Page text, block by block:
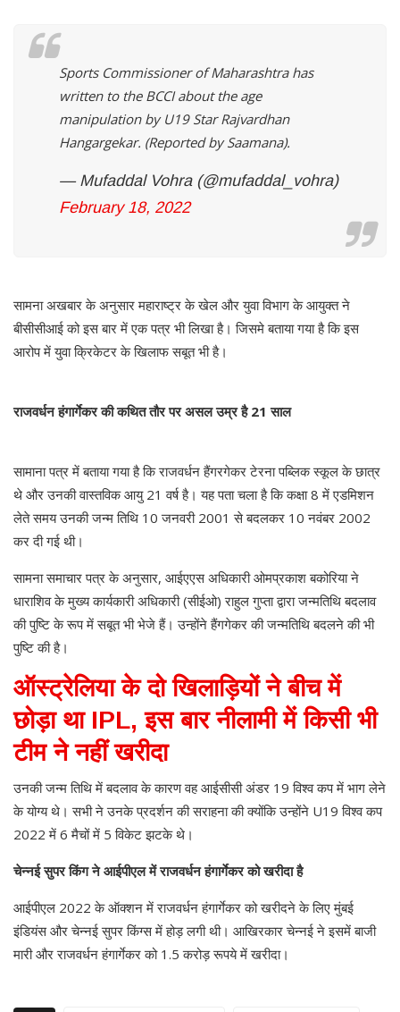
Sports Commissioner of Maharashtra has
written to the BCCI about the age
manipulation by U19 Star Rajvardhan
Hangargekar. (Reported by Saamana).
— Mufaddal Vohra (@mufaddal_vohra)
February 18, 2022
सामना अखबार के अनुसार महाराष्ट्र के खेल और युवा विभाग के आयुक्त ने
बीसीसीआई को इस बार में एक पत्र भी लिखा है। जिसमे बताया गया है कि इस
आरोप में युवा क्रिकेटर के खिलाफ सबूत भी है।
राजवर्धन हंगार्गेकर की कथित तौर पर असल उम्र है 21 साल
सामाना पत्र में बताया गया है कि राजवर्धन हैंगरगेकर टेरना पब्लिक स्कूल के छात्र
थे और उनकी वास्तविक आयु 21 वर्ष है। यह पता चला है कि कक्षा 8 में एडमिशन
लेते समय उनकी जन्म तिथि 10 जनवरी 2001 से बदलकर 10 नवंबर 2002
कर दी गई थी।
सामना समाचार पत्र के अनुसार, आईएएस अधिकारी ओमप्रकाश बकोरिया ने
धाराशिव के मुख्य कार्यकारी अधिकारी (सीईओ) राहुल गुप्ता द्वारा जन्मतिथि बदलाव
की पुष्टि के रूप में सबूत भी भेजे हैं। उन्होंने हैंगगेकर की जन्मतिथि बदलने की भी
पुष्टि की है।
ऑस्ट्रेलिया के दो खिलाड़ियों ने बीच में
छोड़ा था IPL, इस बार नीलामी में किसी भी
टीम ने नहीं खरीदा
उनकी जन्म तिथि में बदलाव के कारण वह आईसीसी अंडर 19 विश्व कप में भाग लेने
के योग्य थे। सभी ने उनके प्रदर्शन की सराहना की क्योंकि उन्होंने U19 विश्व कप
2022 में 6 मैचों में 5 विकेट झटके थे।
चेन्नई सुपर किंग ने आईपीएल में राजवर्धन हंगार्गेकर को खरीदा है
आईपीएल 2022 के ऑक्शन में राजवर्धन हंगार्गेकर को खरीदने के लिए मुंबई
इंडियंस और चेन्नई सुपर किंग्स में होड़ लगी थी। आखिरकार चेन्नई ने इसमें बाजी
मारी और राजवर्धन हंगार्गेकर को 1.5 करोड़ रूपये में खरीदा।